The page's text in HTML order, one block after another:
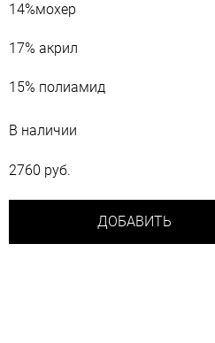
14%мохер
17% акрил
15% полиамид
В наличии
2760 руб.
ДОБАВИТЬ